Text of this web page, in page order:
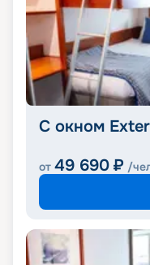
С окном
от 49 690 ₽ /